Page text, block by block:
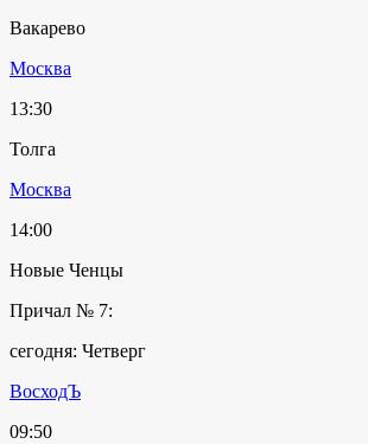
Вакарево
Москва
13:30
Толга
Москва
14:00
Новые Ченцы
Причал № 7:
сегодня: Четверг
ВосходЪ
09:50